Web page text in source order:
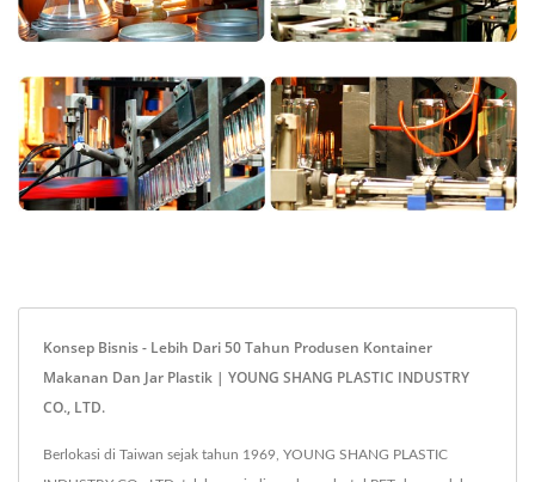
Konsep Bisnis - Lebih Dari 50 Tahun Produsen Kontainer
Makanan Dan Jar Plastik | YOUNG SHANG PLASTIC INDUSTRY
CO., LTD.
Berlokasi di Taiwan sejak tahun 1969, YOUNG SHANG PLASTIC